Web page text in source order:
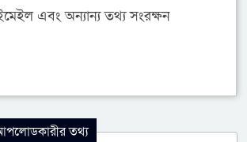
এবং অন্যান্য তথ্য সংরক্ষন
তথ্য